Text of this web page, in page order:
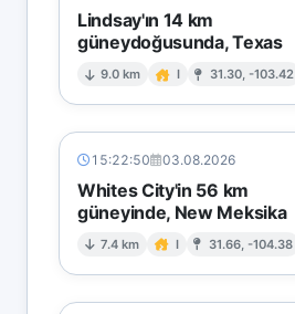
Lindsay'ın 14 km
güneydoğusunda, Texas
9.0 km I 31.30, -103.42
15:22:50 03.08.2026
Whites City'in 56 km
güneyinde, New Meksika
7.4 km I 31.66, -104.38